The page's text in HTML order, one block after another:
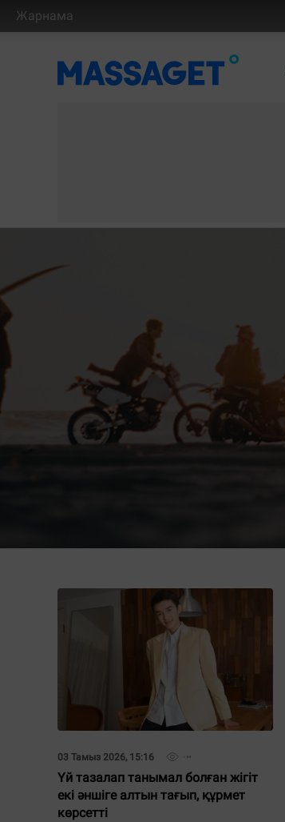
Жарнама
03 Тамыз 2026, 15:16
Үй тазалап танымал болған жігіт
екі әншіге алтын тағып, құрмет
көрсетті